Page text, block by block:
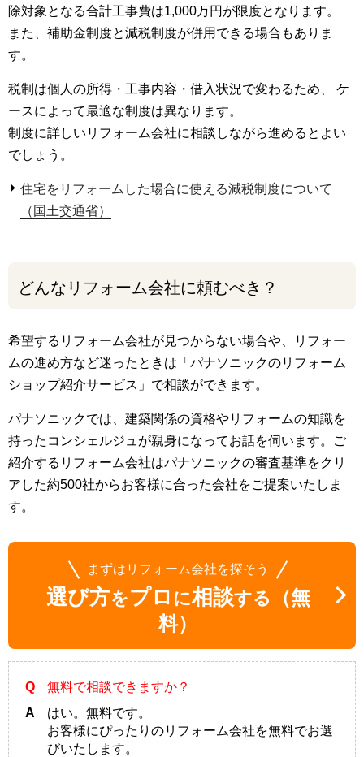
除対象となる合計工事費は1,000万円が限度となります。
また、補助金制度と減税制度が併用できる場合もありま
す。
税制は個人の所得・工事内容・借入状況で変わるため、 ケ
ースによって最適な制度は異なります。
制度に詳しいリフォーム会社に相談しながら進めるとよい
でしょう。
住宅をリフォームした場合に使える減税制度について
（国土交通省）
どんなリフォーム会社に頼むべき？
希望するリフォーム会社が見つからない場合や、リフォー
ムの進め方など迷ったときは「パナソニックのリフォーム
ショップ紹介サービス」で相談ができます。
パナソニックでは、建築関係の資格やリフォームの知識を
持ったコンシェルジュが親身になってお話を伺います。ご
紹介するリフォーム会社はパナソニックの審査基準をクリ
アした約500社からお客様に合った会社をご提案いたしま
す。
まずはリフォーム会社を探そう
選び方をプロ に相談する
（無
料）
Q
無料で相談できますか？
A
はい。無料です。
お客様にぴったりのリフォーム会社を無料でお選
びいたします。